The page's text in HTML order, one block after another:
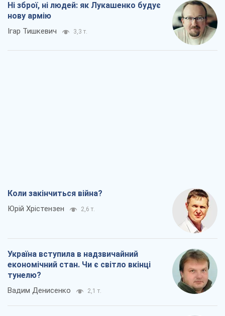
Ні зброї, ні людей: як Лукашенко будує
нову армію
Ігар Тишкевич 3,3 т.
Коли закінчиться війна?
Юрій Хрістензен 2,6 т.
Україна вступила в надзвичайний
економічний стан. Чи є світло вкінці
тунелю?
Вадим Денисенко 2,1 т.